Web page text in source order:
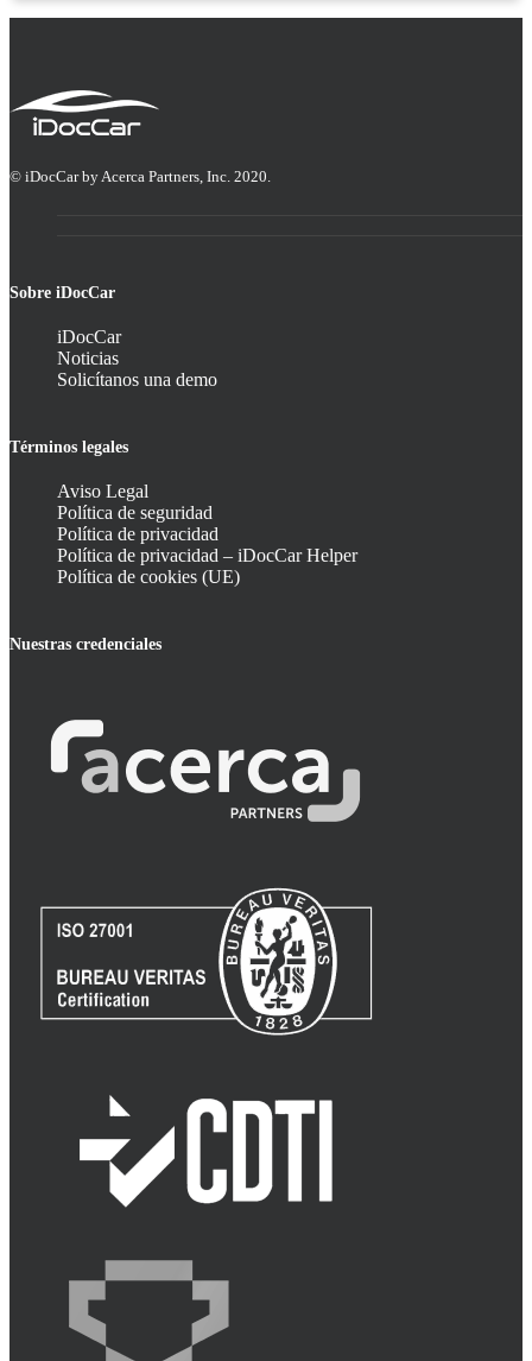
© iDocCar by Acerca Partners, Inc. 2020.
Sobre iDocCar
iDocCar
Noticias
Solicítanos una demo
Términos legales
Aviso Legal
Política de seguridad
Política de privacidad
Política de privacidad – iDocCar Helper
Política de cookies (UE)
Nuestras credenciales